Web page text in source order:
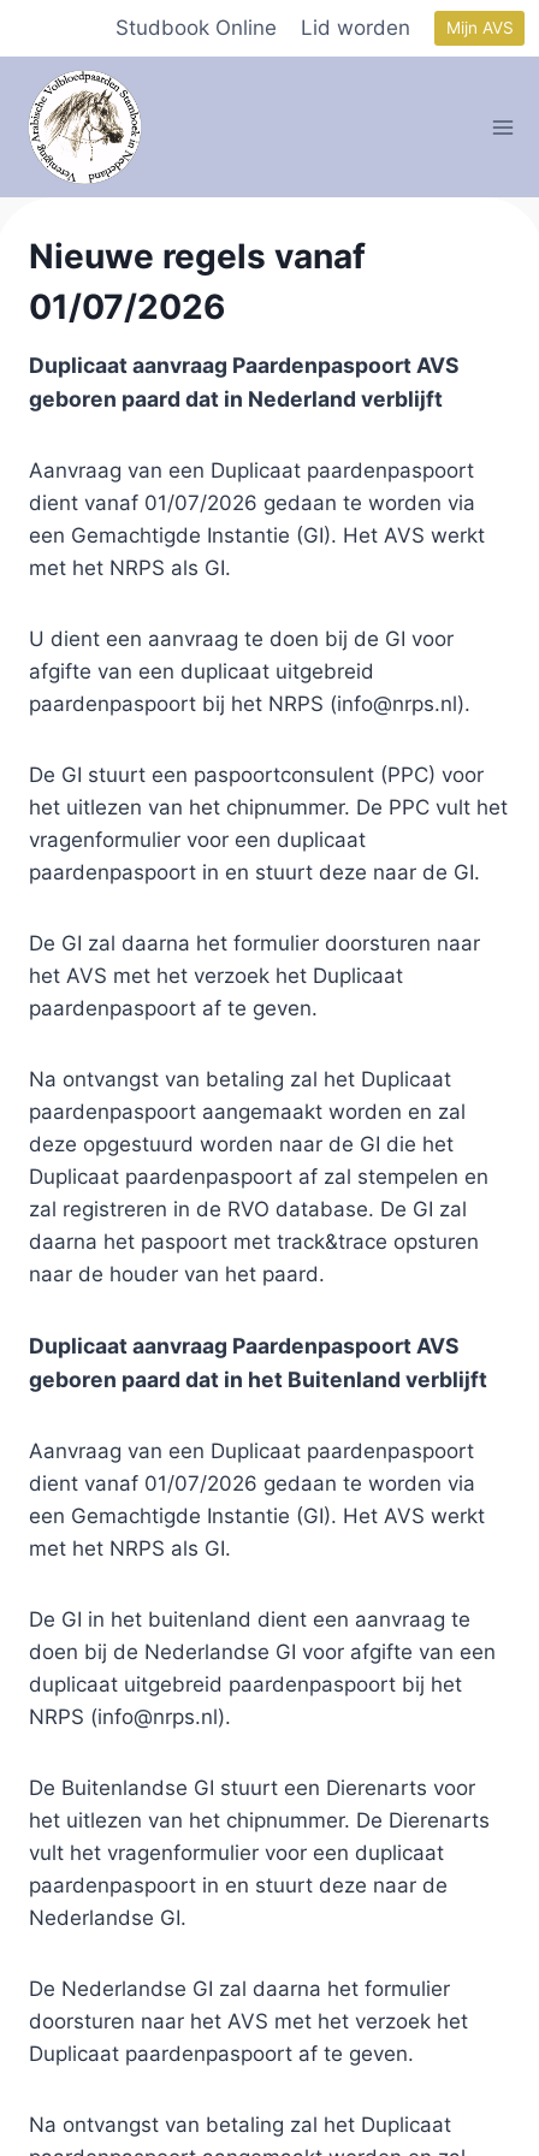
inhoud
Studbook Online Lid worden Mijn AVS
Nieuwe regels vanaf
01/07/2026
Duplicaat aanvraag Paardenpaspoort AVS
geboren paard dat in Nederland verblijft
Aanvraag van een Duplicaat paardenpaspoort
dient vanaf 01/07/2026 gedaan te worden via
een Gemachtigde Instantie (GI). Het AVS werkt
met het NRPS als GI.
U dient een aanvraag te doen bij de GI voor
afgifte van een duplicaat uitgebreid
paardenpaspoort bij het NRPS (info@nrps.nl).
De GI stuurt een paspoortconsulent (PPC) voor
het uitlezen van het chipnummer. De PPC vult het
vragenformulier voor een duplicaat
paardenpaspoort in en stuurt deze naar de GI.
De GI zal daarna het formulier doorsturen naar
het AVS met het verzoek het Duplicaat
paardenpaspoort af te geven.
Na ontvangst van betaling zal het Duplicaat
paardenpaspoort aangemaakt worden en zal
deze opgestuurd worden naar de GI die het
Duplicaat paardenpaspoort af zal stempelen en
zal registreren in de RVO database. De GI zal
daarna het paspoort met track&trace opsturen
naar de houder van het paard.
Duplicaat aanvraag Paardenpaspoort AVS
geboren paard dat in het Buitenland verblijft
Aanvraag van een Duplicaat paardenpaspoort
dient vanaf 01/07/2026 gedaan te worden via
een Gemachtigde Instantie (GI). Het AVS werkt
met het NRPS als GI.
De GI in het buitenland dient een aanvraag te
doen bij de Nederlandse GI voor afgifte van een
duplicaat uitgebreid paardenpaspoort bij het
NRPS (info@nrps.nl).
De Buitenlandse GI stuurt een Dierenarts voor
het uitlezen van het chipnummer. De Dierenarts
vult het vragenformulier voor een duplicaat
paardenpaspoort in en stuurt deze naar de
Nederlandse GI.
De Nederlandse GI zal daarna het formulier
doorsturen naar het AVS met het verzoek het
Duplicaat paardenpaspoort af te geven.
Na ontvangst van betaling zal het Duplicaat